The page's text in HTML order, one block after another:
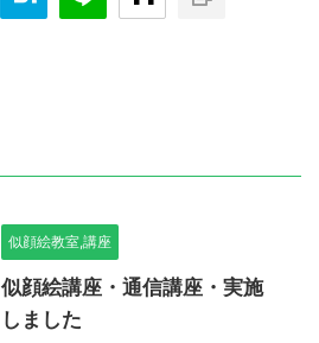
似顔絵教室,講座
似顔絵講座・通信講座・実施
しました